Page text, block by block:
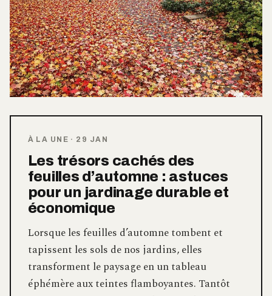
À LA UNE · 29 JAN
Les trésors cachés des
feuilles d’automne : astuces
pour un jardinage durable et
économique
Lorsque les feuilles d’automne tombent et
tapissent les sols de nos jardins, elles
transforment le paysage en un tableau
éphémère aux teintes flamboyantes. Tantôt